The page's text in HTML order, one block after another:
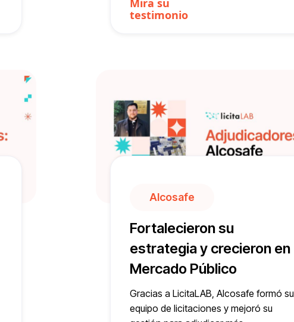
Mira su
testimonio
Alcosafe
Fortalecieron su
estrategia y crecieron en
Mercado Público
Gracias a LicitaLAB, Alcosafe formó su
equipo de licitaciones y mejoró su